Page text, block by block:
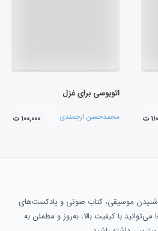
ت
اتوبوسی برای غزل
محمدحسن ارجمندی ۱۰۰,۰۰۰ ت
شنیدن موسیقی، کتاب صوتی و پادکست‌های
با کیفیت بالا، به‌روز و مطمئن به